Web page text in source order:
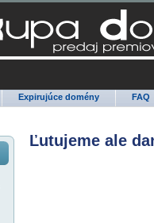
Expirujúce domény FAQ
Ľutujeme ale